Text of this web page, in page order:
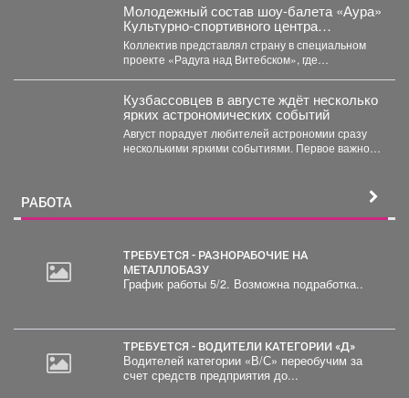
Молодежный состав шоу-балета «Аура»
Культурно-спортивного центра
металлургов победил в международном
конкурсе «Славянский базар» в
Витебске.
Коллектив представлял страну в специальном
проекте «Радуга над Витебском», где
Кузбассовцев в августе ждёт несколько
ярких астрономических событий
Август порадует любителей астрономии сразу
несколькими яркими событиями. Первое важное
РАБОТА
ТРЕБУЕТСЯ - РАЗНОРАБОЧИЕ НА
МЕТАЛЛОБАЗУ
График работы 5/2. Возможна подработка..
ТРЕБУЕТСЯ - ВОДИТЕЛИ КАТЕГОРИИ «Д»
Водителей категории «В/С» переобучим за
счет средств предприятия до...